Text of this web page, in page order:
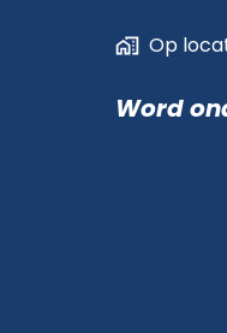
Op
Word